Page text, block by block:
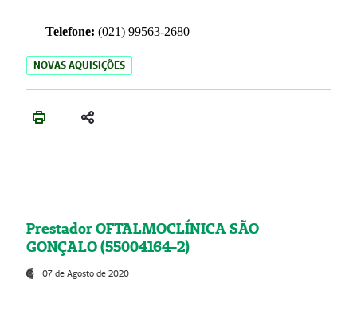
Telefone: (021) 99563-2680
NOVAS AQUISIÇÕES
Prestador OFTALMOCLÍNICA SÃO
GONÇALO (55004164-2)
07 de Agosto de 2020